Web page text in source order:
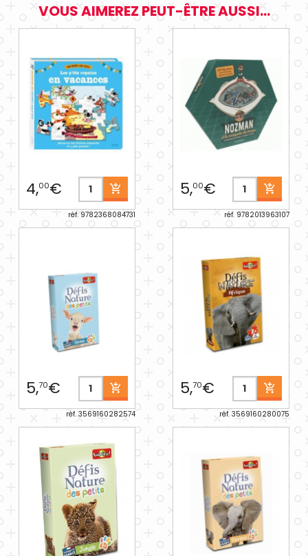
VOUS AIMEREZ PEUT-ÊTRE AUSSI...
4,00€
réf. 9782368084731
5,00€
réf. 9782013963107
5,70€
réf. 3569160282574
5,70€
réf. 3569160280075